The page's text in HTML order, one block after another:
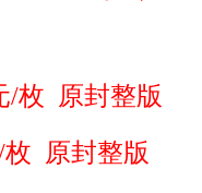
原封整版
原封整版